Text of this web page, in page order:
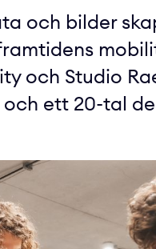
och bilder
och Studio
ett 20-tal